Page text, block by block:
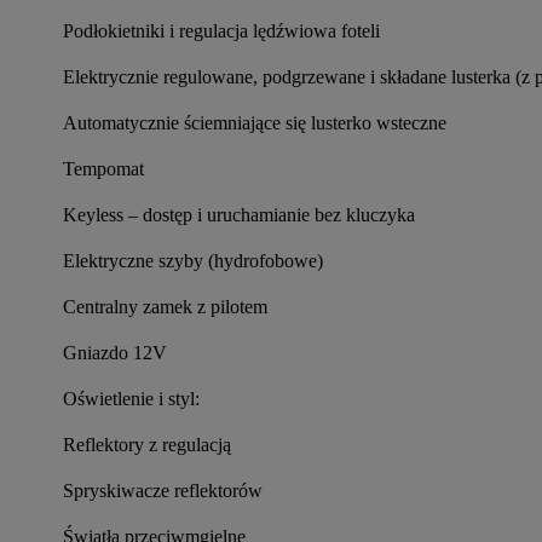
Podłokietniki i regulacja lędźwiowa foteli
Elektrycznie regulowane, podgrzewane i składane lusterka (z
Automatycznie ściemniające się lusterko wsteczne
Tempomat
Keyless – dostęp i uruchamianie bez kluczyka
Elektryczne szyby (hydrofobowe)
Centralny zamek z pilotem
Gniazdo 12V
Oświetlenie i styl:
Reflektory z regulacją
Spryskiwacze reflektorów
Światła przeciwmgielne